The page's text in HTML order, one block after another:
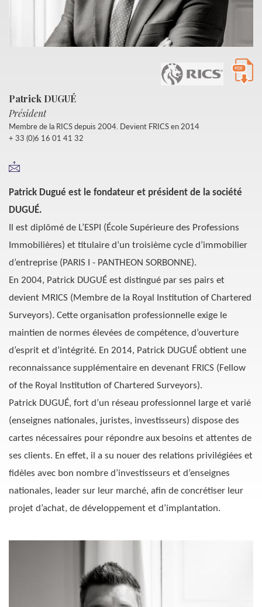
Patrick DUGUÉ
Président
Membre de la RICS depuis 2004. Devient FRICS en 2014
+ 33 (0)6 16 01 41 32
Patrick Dugué est le fondateur et président de la société
DUGUÉ.
Il est diplômé de L’ESPI (École Supérieure des Professions
Immobilières) et titulaire d’un troisième cycle d’immobilier
d’entreprise (PARIS I - PANTHEON SORBONNE).
En 2004, Patrick DUGUÉ est distingué par ses pairs et
devient MRICS (Membre de la Royal Institution of Chartered
Surveyors). Cette organisation professionnelle exige le
maintien de normes élevées de compétence, d’ouverture
d’esprit et d’intégrité. En 2014, Patrick DUGUÉ obtient une
reconnaissance supplémentaire en devenant FRICS (Fellow
of the Royal Institution of Chartered Surveyors).
Patrick DUGUÉ, fort d’un réseau professionnel large et varié
(enseignes nationales, juristes, investisseurs) dispose des
cartes nécessaires pour répondre aux besoins et attentes de
ses clients. En effet, il a su nouer des relations privilégiées et
fidèles avec bon nombre d’investisseurs et d’enseignes
nationales, leader sur leur marché, afin de concrétiser leur
projet d’achat, de développement et d’implantation.